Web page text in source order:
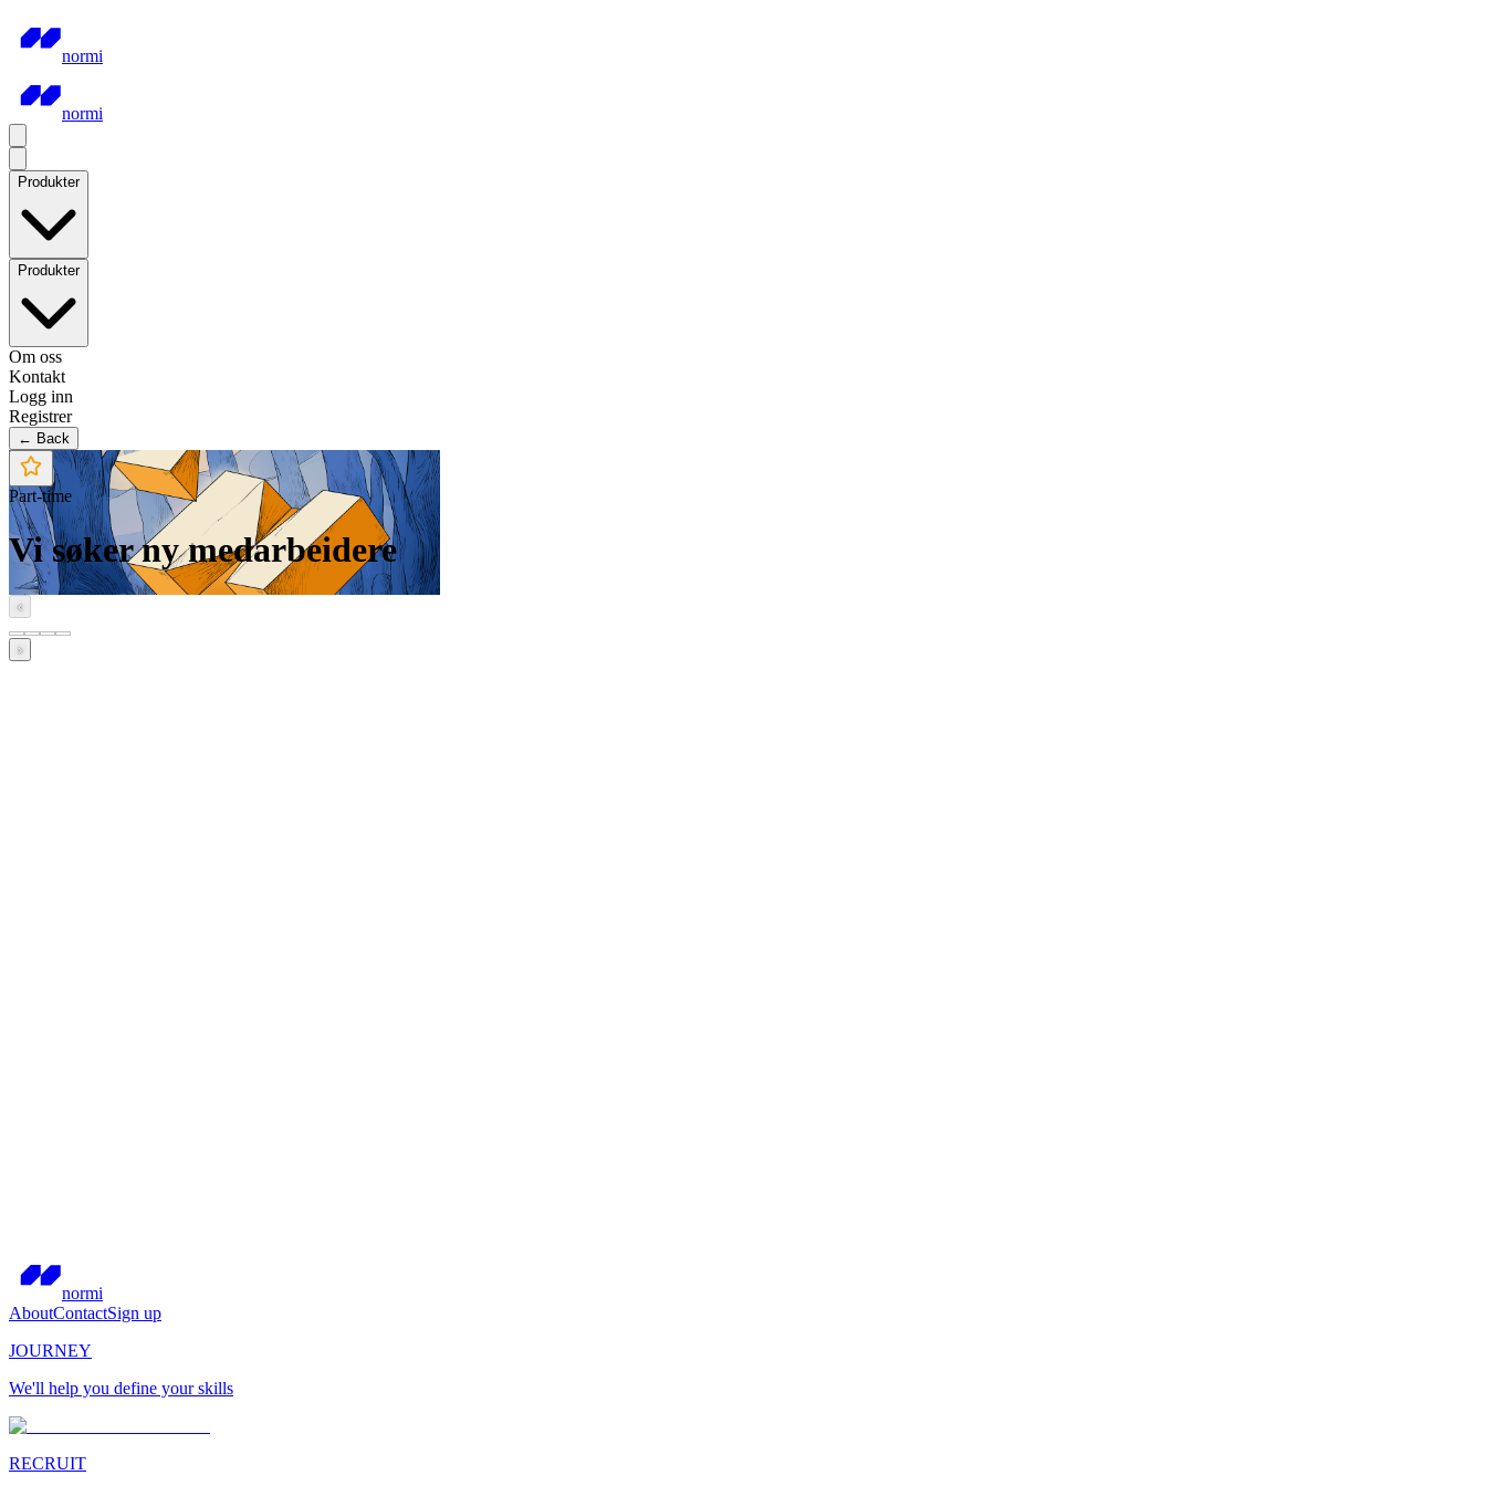
normi
normi
Produkter
Produkter
Om oss
Kontakt
Logg inn
Registrer
← Back
Part-time
Vi søker ny medarbeidere
‹
›
normi
AboutContactSign up
JOURNEY
We'll help you define your skills
RECRUIT